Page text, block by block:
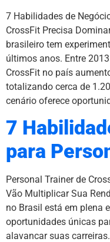
7 Habilidades de
CrossFit Precisa
brasileiro tem
últimos anos. Entre
CrossFit no país
totalizando cerca de
cenário oferece
7
para
Personal Trainer de
Vão Multiplicar Sua
no Brasil está em plena
oportunidades únicas
alavancar suas